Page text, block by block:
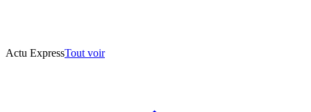
Actu ExpressTout voir